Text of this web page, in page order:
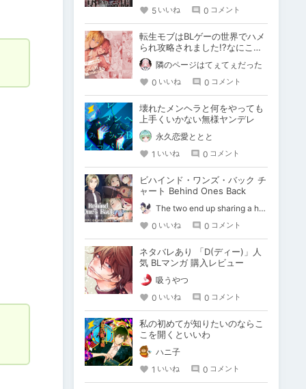
5 いいね 0 コメント
転生モブはBLゲーの世界でハメ
られ攻略されました!?なにこの
タイトル?!
隣のページはてぇてぇだった
0 いいね 0 コメント
壊れたメンヘラと何をやっても
上手くいかない無様ヤンデレ
永久恋愛ととと
1 いいね 0 コメント
ビハインド・ワンズ・バック チ
ャート Behind Ones Back
The two end up sharing a happy kiss【二人は幸せな接吻をして終了】
0 いいね 0 コメント
ネタバレあり 「D(ディー)」人
気 BLマンガ 購入レビュー
吸うやつ
0 いいね 0 コメント
私の初めてが知りたいのならこ
こを開くといいわ
ハニ子
1 いいね 0 コメント